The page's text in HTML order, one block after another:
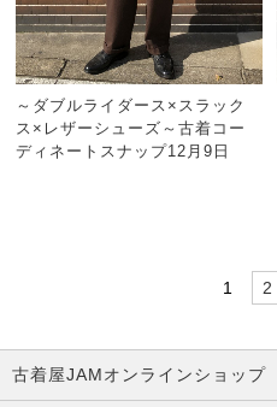
～ダブルライダース×スラック
ス×レザーシューズ～古着コー
ディネートスナップ12月9日
1 2
古着屋JAMオンラインショップ